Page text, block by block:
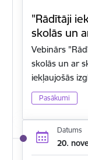
"Rādītāji
skolās un
Vebinārs
skolās un ar
iekļaujošās
Pasākumi
Datums
20.